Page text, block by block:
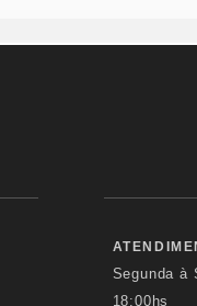
Segunda à
18:00hs